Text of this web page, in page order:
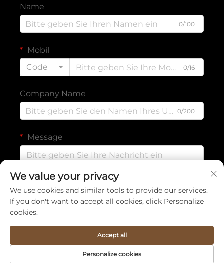
Name
0/100
Mobil
Code
0/16
Company Name
0/200
Message
0/1000
Copyright © Quanzhou Sinya Crafts Co., Ltd. Alle Rechte
We value your privacy
We use cookies and similar tools to provide our services.
If you don't want to accept all cookies, click Personalize
cookies.
Personalize cookies
Accept all